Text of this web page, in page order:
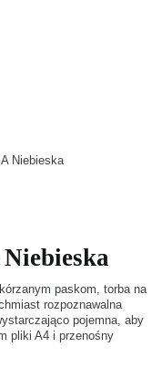
Niebieska
paskom, torba na
rozpoznawalna
pojemna, aby
pliki A4 i przenośny